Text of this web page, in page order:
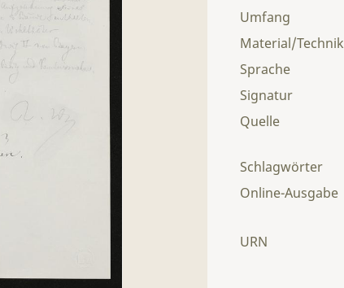
Umfang
Material/Technik
Sprache
Signatur
Quelle
Schlagwörter
Online-Ausgabe
URN